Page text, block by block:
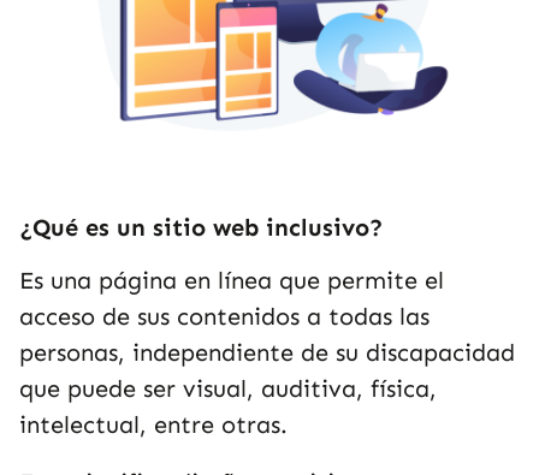
¿Qué es un sitio web inclusivo?
Es una página en línea que permite el
acceso de sus contenidos a todas las
personas, independiente de su discapacidad
que puede ser visual, auditiva, física,
intelectual, entre otras.